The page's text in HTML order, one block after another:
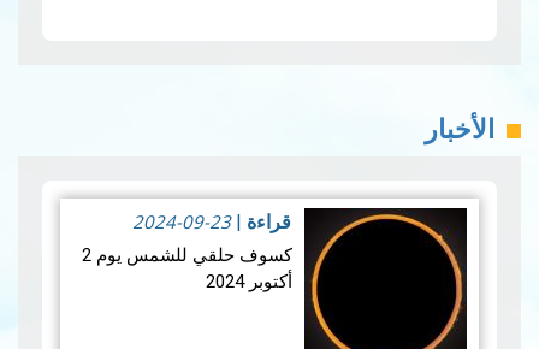
الأخبار
قراءة |
2024-09-23
كسوف حلقي للشمس يوم 2
أكتوبر 2024